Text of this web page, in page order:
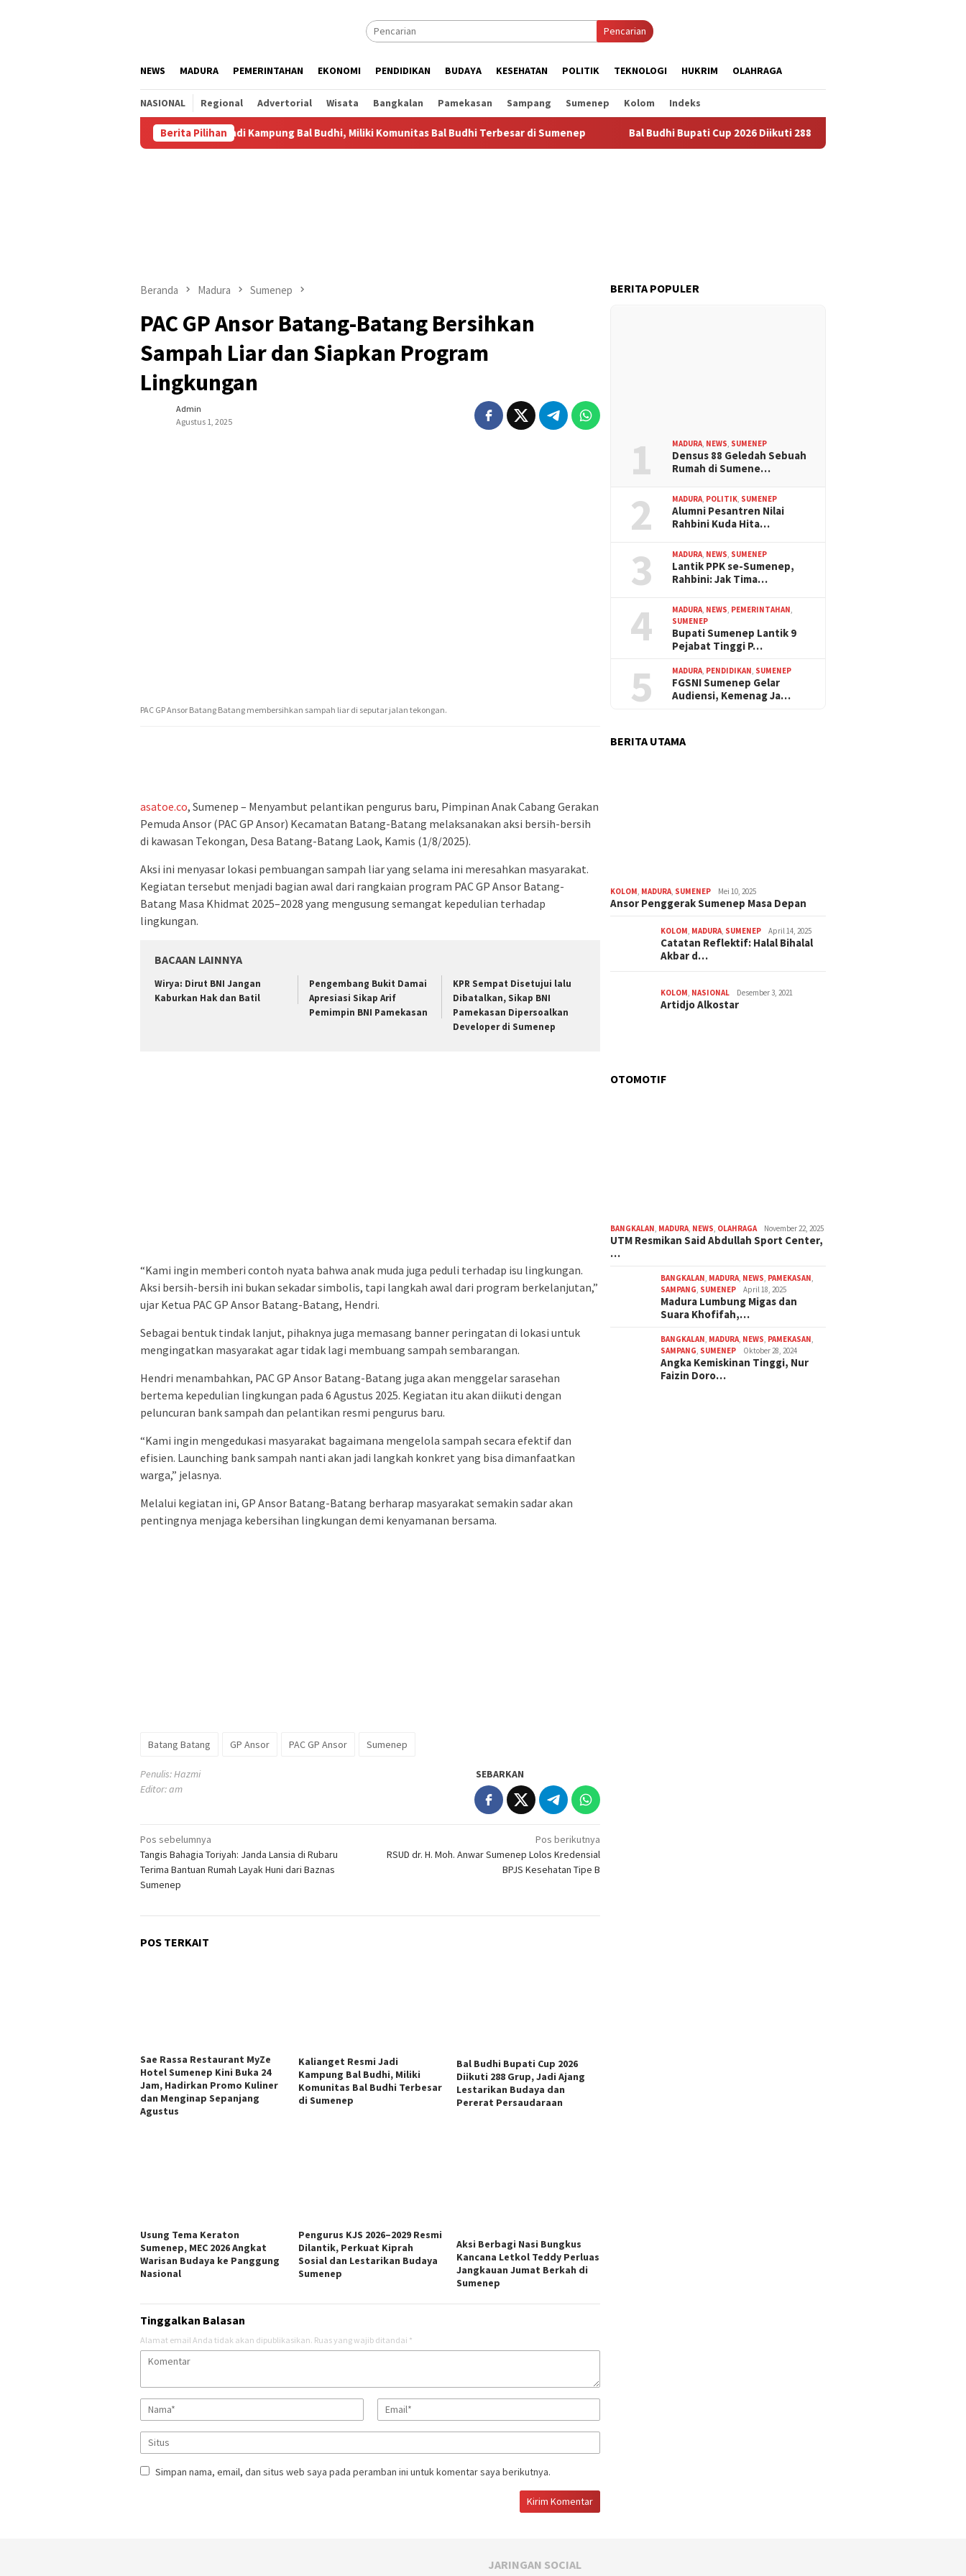
Pencarian
NEWS MADURA PEMERINTAHAN EKONOMI PENDIDIKAN BUDAYA KESEHATAN POLITIK TEKNOLOGI HUKRIM OLAHRAGA
NASIONAL Regional Advertorial Wisata Bangkalan Pamekasan Sampang Sumenep Kolom Indeks
Berita Pilihan
Kalianget Resmi Jadi Kampung Bal Budhi, Miliki Komunitas Bal Budhi Terbesar di Sumenep Bal Budhi Bupati Cup 2026 Diikuti 288 Grup, Jadi Ajang Lestarikan Budaya dan
Beranda Madura Sumenep
PAC GP Ansor Batang-Batang Bersihkan
Sampah Liar dan Siapkan Program
Lingkungan
Admin
Agustus 1, 2025
PAC GP Ansor Batang Batang membersihkan sampah liar di seputar jalan tekongan.
asatoe.co, Sumenep – Menyambut pelantikan pengurus baru, Pimpinan Anak Cabang Gerakan
Pemuda Ansor (PAC GP Ansor) Kecamatan Batang-Batang melaksanakan aksi bersih-bersih
di kawasan Tekongan, Desa Batang-Batang Laok, Kamis (1/8/2025).
Aksi ini menyasar lokasi pembuangan sampah liar yang selama ini meresahkan masyarakat.
Kegiatan tersebut menjadi bagian awal dari rangkaian program PAC GP Ansor Batang-
Batang Masa Khidmat 2025–2028 yang mengusung semangat kepedulian terhadap
lingkungan.
BACAAN LAINNYA
Wirya: Dirut BNI Jangan
Kaburkan Hak dan Batil
Pengembang Bukit Damai
Apresiasi Sikap Arif
Pemimpin BNI Pamekasan
KPR Sempat Disetujui lalu
Dibatalkan, Sikap BNI
Pamekasan Dipersoalkan
Developer di Sumenep
“Kami ingin memberi contoh nyata bahwa anak muda juga peduli terhadap isu lingkungan.
Aksi bersih-bersih ini bukan sekadar simbolis, tapi langkah awal dari program berkelanjutan,”
ujar Ketua PAC GP Ansor Batang-Batang, Hendri.
Sebagai bentuk tindak lanjut, pihaknya juga memasang banner peringatan di lokasi untuk
mengingatkan masyarakat agar tidak lagi membuang sampah sembarangan.
Hendri menambahkan, PAC GP Ansor Batang-Batang juga akan menggelar sarasehan
bertema kepedulian lingkungan pada 6 Agustus 2025. Kegiatan itu akan diikuti dengan
peluncuran bank sampah dan pelantikan resmi pengurus baru.
“Kami ingin mengedukasi masyarakat bagaimana mengelola sampah secara efektif dan
efisien. Launching bank sampah nanti akan jadi langkah konkret yang bisa dimanfaatkan
warga,” jelasnya.
Melalui kegiatan ini, GP Ansor Batang-Batang berharap masyarakat semakin sadar akan
pentingnya menjaga kebersihan lingkungan demi kenyamanan bersama.
Batang Batang GP Ansor PAC GP Ansor Sumenep
Penulis: Hazmi
Editor: am
SEBARKAN
Navigasi
pos
Pos sebelumnya
Tangis Bahagia Toriyah: Janda Lansia di Rubaru
Terima Bantuan Rumah Layak Huni dari Baznas
Sumenep
Pos berikutnya
RSUD dr. H. Moh. Anwar Sumenep Lolos Kredensial
BPJS Kesehatan Tipe B
POS TERKAIT
Sae Rassa Restaurant MyZe
Hotel Sumenep Kini Buka 24
Jam, Hadirkan Promo Kuliner
dan Menginap Sepanjang
Agustus
Kalianget Resmi Jadi
Kampung Bal Budhi, Miliki
Komunitas Bal Budhi Terbesar
di Sumenep
Bal Budhi Bupati Cup 2026
Diikuti 288 Grup, Jadi Ajang
Lestarikan Budaya dan
Pererat Persaudaraan
Usung Tema Keraton
Sumenep, MEC 2026 Angkat
Warisan Budaya ke Panggung
Nasional
Pengurus KJS 2026–2029 Resmi
Dilantik, Perkuat Kiprah
Sosial dan Lestarikan Budaya
Sumenep
Aksi Berbagi Nasi Bungkus
Kancana Letkol Teddy Perluas
Jangkauan Jumat Berkah di
Sumenep
Tinggalkan Balasan
Alamat email Anda tidak akan dipublikasikan. Ruas yang wajib ditandai *
Simpan nama, email, dan situs web saya pada peramban ini untuk komentar saya berikutnya.
BERITA POPULER
1 MADURA NEWS SUMENEP
Densus 88 Geledah Sebuah
Rumah di Sumene…
2 MADURA POLITIK SUMENEP
Alumni Pesantren Nilai
Rahbini Kuda Hita…
3 MADURA NEWS SUMENEP
Lantik PPK se-Sumenep,
Rahbini: Jak Tima…
4 MADURA NEWS PEMERINTAHAN
SUMENEP
Bupati Sumenep Lantik 9
Pejabat Tinggi P…
5 MADURA PENDIDIKAN SUMENEP
FGSNI Sumenep Gelar
Audiensi, Kemenag Ja…
BERITA UTAMA
KOLOM MADURA SUMENEP Mei 10, 2025
Ansor Penggerak Sumenep Masa Depan
KOLOM MADURA SUMENEP April 14, 2025
Catatan Reflektif: Halal Bihalal
Akbar d…
KOLOM NASIONAL Desember 3, 2021
Artidjo Alkostar
OTOMOTIF
BANGKALAN, MADURA, NEWS, OLAHRAGA November 22, 2025
UTM Resmikan Said Abdullah Sport Center,
…
BANGKALAN, MADURA, NEWS, PAMEKASAN,
SAMPANG, SUMENEP April 18, 2025
Madura Lumbung Migas dan
Suara Khofifah,…
BANGKALAN, MADURA, NEWS, PAMEKASAN,
SAMPANG, SUMENEP Oktober 28, 2024
Angka Kemiskinan Tinggi, Nur
Faizin Doro…
JARINGAN SOCIAL